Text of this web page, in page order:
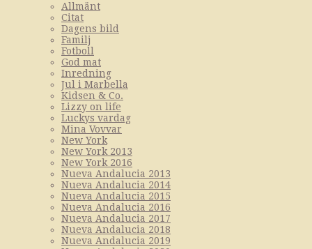
Allmänt
Citat
Dagens bild
Familj
Fotboll
God mat
Inredning
Jul i Marbella
Kidsen & Co.
Lizzy on life
Luckys vardag
Mina Vovvar
New York
New York 2013
New York 2016
Nueva Andalucia 2013
Nueva Andalucia 2014
Nueva Andalucia 2015
Nueva Andalucia 2016
Nueva Andalucia 2017
Nueva Andalucia 2018
Nueva Andalucia 2019